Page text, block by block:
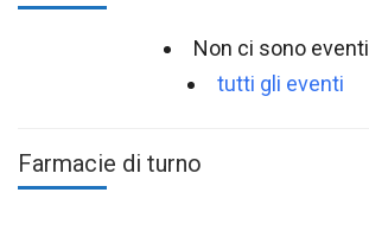
Non ci sono eventi
tutti gli eventi
Farmacie di turno